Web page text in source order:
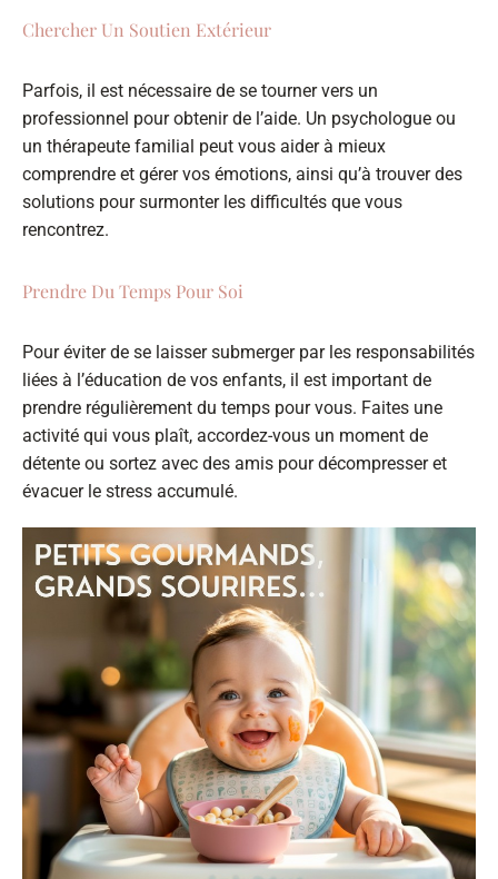
Chercher Un Soutien Extérieur
Parfois, il est nécessaire de se tourner vers un
professionnel pour obtenir de l’aide. Un psychologue ou
un thérapeute familial peut vous aider à mieux
comprendre et gérer vos émotions, ainsi qu’à trouver des
solutions pour surmonter les difficultés que vous
rencontrez.
Prendre Du Temps Pour Soi
Pour éviter de se laisser submerger par les responsabilités
liées à l’éducation de vos enfants, il est important de
prendre régulièrement du temps pour vous. Faites une
activité qui vous plaît, accordez-vous un moment de
détente ou sortez avec des amis pour décompresser et
évacuer le stress accumulé.